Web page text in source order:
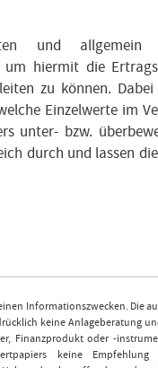
und allgemein
um hiermit die
zu können.
Einzelwerte im
unter- bzw.
durch und lassen
Informationszwecken. Die
keine Anlageberatung
Finanzprodukt oder -
keine Empfehlung